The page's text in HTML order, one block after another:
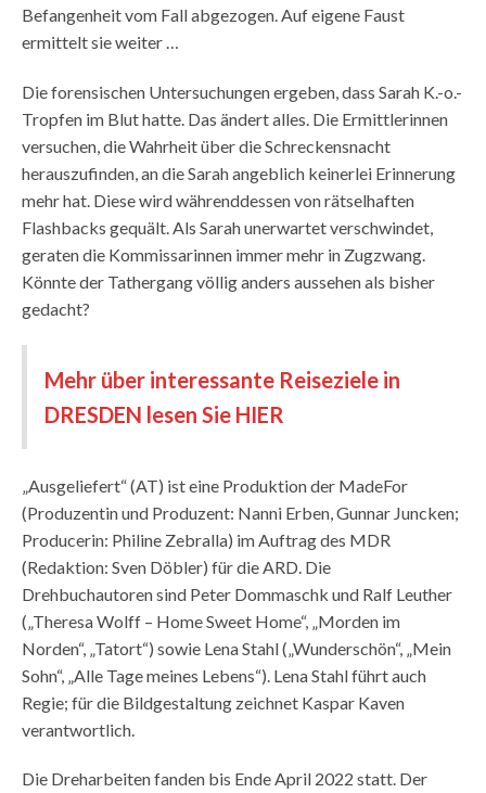
Befangenheit vom Fall abgezogen. Auf eigene Faust
ermittelt sie weiter …
Die forensischen Untersuchungen ergeben, dass Sarah K.-o.-
Tropfen im Blut hatte. Das ändert alles. Die Ermittlerinnen
versuchen, die Wahrheit über die Schreckensnacht
herauszufinden, an die Sarah angeblich keinerlei Erinnerung
mehr hat. Diese wird währenddessen von rätselhaften
Flashbacks gequält. Als Sarah unerwartet verschwindet,
geraten die Kommissarinnen immer mehr in Zugzwang.
Könnte der Tathergang völlig anders aussehen als bisher
gedacht?
Mehr über interessante Reiseziele in
DRESDEN lesen Sie HIER
„Ausgeliefert“ (AT) ist eine Produktion der MadeFor
(Produzentin und Produzent: Nanni Erben, Gunnar Juncken;
Producerin: Philine Zebralla) im Auftrag des MDR
(Redaktion: Sven Döbler) für die ARD. Die
Drehbuchautoren sind Peter Dommaschk und Ralf Leuther
(„Theresa Wolff – Home Sweet Home“, „Morden im
Norden“, „Tatort“) sowie Lena Stahl („Wunderschön“, „Mein
Sohn“, „Alle Tage meines Lebens“). Lena Stahl führt auch
Regie; für die Bildgestaltung zeichnet Kaspar Kaven
verantwortlich.
Die Dreharbeiten fanden bis Ende April 2022 statt. Der